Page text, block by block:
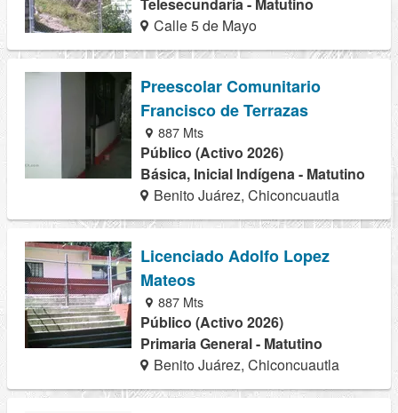
Calle 5 de Mayo
Preescolar Comunitario
Francisco de Terrazas
887 Mts
Público (Activo 2026)
Básica, Inicial Indígena - Matutino
Benito Juárez, Chiconcuautla
Licenciado Adolfo Lopez
Mateos
887 Mts
Público (Activo 2026)
Primaria General - Matutino
Benito Juárez, Chiconcuautla